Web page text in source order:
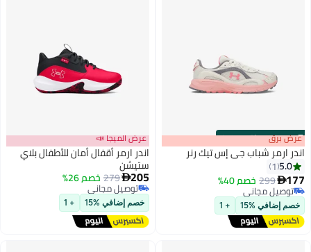
00m:00s
·باقي 100% عرض برق
اندر ارمر شباب جي إس تيك رنر
5.0
1
177
299 خصم 40%
توصيل مجاني
توصيل مجاني
خصم إضافي %15 + 1
عرض الميجا 📣
اندر ارمر أقفال أمان للأطفال بلاي
ستيشن
205
279 خصم 26%
توصيل مجاني
توصيل مجاني
خصم إضافي %15 + 1